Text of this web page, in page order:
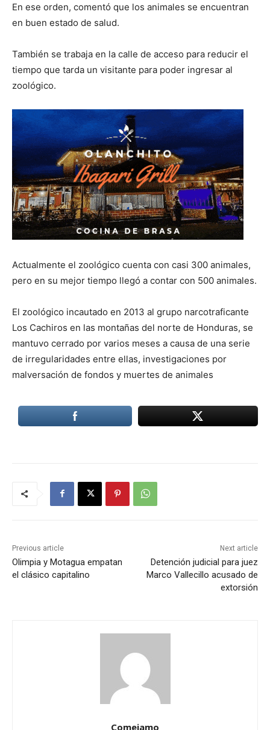
En ese orden, comentó que los animales se encuentran
en buen estado de salud.
También se trabaja en la calle de acceso para reducir el
tiempo que tarda un visitante para poder ingresar al
zoológico.
Actualmente el zoológico cuenta con casi 300 animales,
pero en su mejor tiempo llegó a contar con 500 animales.
El zoológico incautado en 2013 al grupo narcotraficante
Los Cachiros en las montañas del norte de Honduras, se
mantuvo cerrado por varios meses a causa de una serie
de irregularidades entre ellas, investigaciones por
malversación de fondos y muertes de animales
Previous article
Olimpia y Motagua empatan
el clásico capitalino
Next article
Detención judicial para juez
Marco Vallecillo acusado de
extorsión
Comejamo